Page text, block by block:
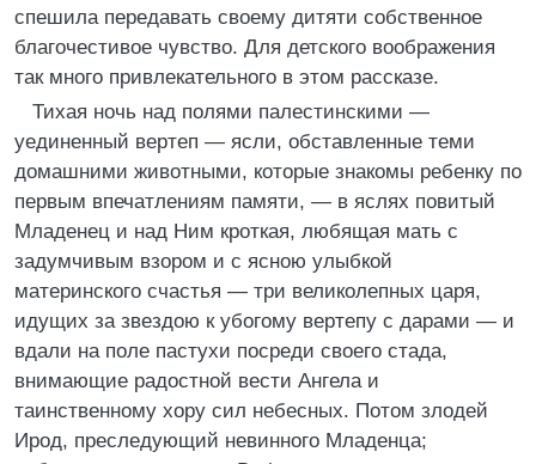
спешила передавать своему дитяти собственное
благочестивое чувство. Для детского воображения
так много привлекательного в этом рассказе.
Тихая ночь над полями палестинскими —
уединенный вертеп — ясли, обставленные теми
домашними животными, которые знакомы ребенку по
первым впечатлениям памяти, — в яслях повитый
Младенец и над Ним кроткая, любящая мать с
задумчивым взором и с ясною улыбкой
материнского счастья — три великолепных царя,
идущих за звездою к убогому вертепу с дарами — и
вдали на поле пастухи посреди своего стада,
внимающие радостной вести Ангела и
таинственному хору сил небесных. Потом злодей
Ирод, преследующий невинного Младенца;